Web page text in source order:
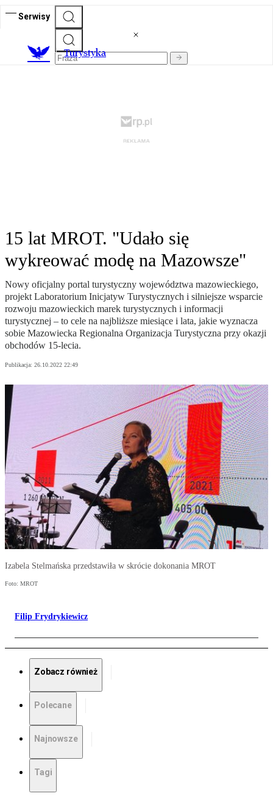
Serwisy
Turystyka
15 lat MROT. "Udało się
wykreować modę na Mazowsze"
Nowy oficjalny portal turystyczny województwa mazowieckiego,
projekt Laboratorium Inicjatyw Turystycznych i silniejsze wsparcie
rozwoju mazowieckich marek turystycznych i informacji
turystycznej – to cele na najbliższe miesiące i lata, jakie wyznacza
sobie Mazowiecka Regionalna Organizacja Turystyczna przy okazji
obchodów 15-lecia.
Publikacja: 26.10.2022 22:49
Izabela Stelmańska przedstawiła w skrócie dokonania MROT
Foto: MROT
Filip Frydrykiewicz
Zobacz również
Polecane
Najnowsze
Tagi